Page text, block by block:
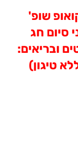
שופ'
לפני סיום חג
ובריאים:
טיגון)